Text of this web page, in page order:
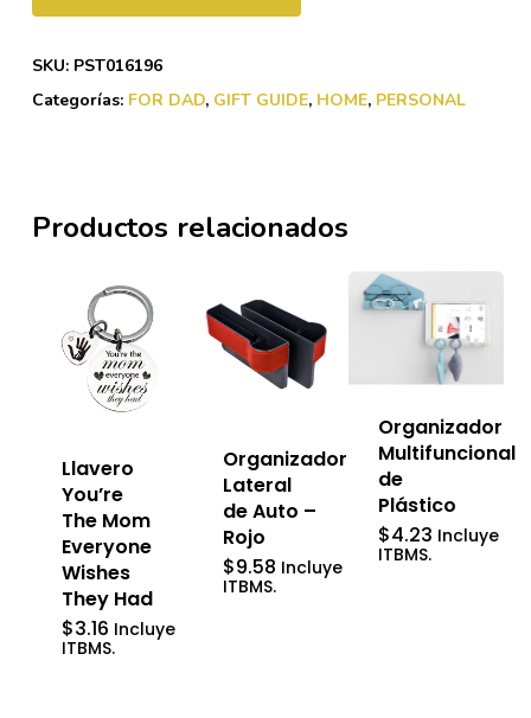
SKU: PST016196
Categorías: FOR DAD, GIFT GUIDE, HOME, PERSONAL
Productos relacionados
Llavero
You’re
The Mom
Everyone
Wishes
They Had
$3.16 Incluye
ITBMS.
Organizador
Lateral
de Auto –
Rojo
$9.58 Incluye
ITBMS.
Organizador
Multifuncional
de
Plástico
$4.23 Incluye
ITBMS.